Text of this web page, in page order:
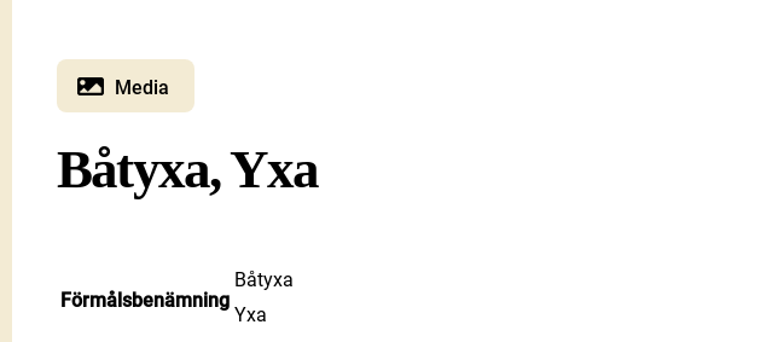
Media
Båtyxa, Yxa
Förmålsbenämning
Båtyxa
Yxa